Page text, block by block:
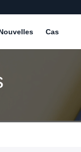
Cas